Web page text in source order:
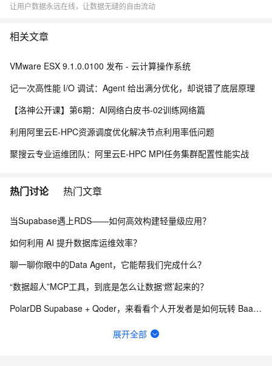
让用户数据永远在线，让数据无缝的自由流动
相关文章
VMware ESX 9.1.0.0100 发布 - 云计算操作系统
记一次高性能 I/O 调试：Agent 给出满分优化，却说错了底层原理
【洛神公开课】第6期：AI网络白皮书-02训练网络篇
利用阿里云E-HPC资源调度优化解决节点利用率低问题
聚搜云专业运维团队：阿里云E-HPC MPI任务集群配置性能实战
热门讨论 热门文章
当Supabase遇上RDS——如何高效构建轻量级应用？
如何利用 AI 提升数据库运维效率？
聊一聊你眼中的Data Agent，它能帮我们完成什么？
“数据超人”MCP工具，到底是怎么让数据‘燃’起来的？
PolarDB Supabase + Qoder，来看看个人开发者是如何玩转 BaaS？
RDS在MySQL的基础上封装了什么，增加了什么功能？
展开全部